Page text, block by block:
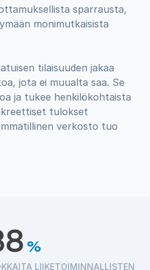
sparrausta,
monimutkaisista
tilaisuuden jakaa
jota ei muualta saa. Se
ja tukee henkilökohtaista
tulokset
verkosto tuo
%
LIIKETOIMINNALLISTEN